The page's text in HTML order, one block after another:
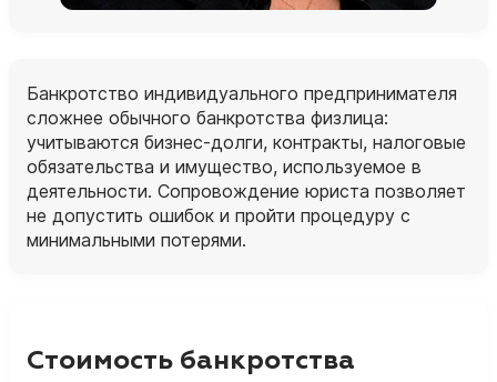
Банкротство индивидуального предпринимателя
сложнее обычного банкротства физлица:
учитываются бизнес‑долги, контракты, налоговые
обязательства и имущество, используемое в
деятельности. Сопровождение юриста позволяет
не допустить ошибок и пройти процедуру с
минимальными потерями.
Стоимость банкротства